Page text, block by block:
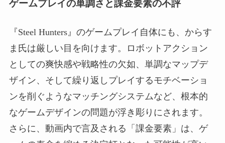
ゲームプレイの単調さと課金要素の不評
『Steel Hunters』のゲームプレイ自体にも、からす
ま氏は厳しい目を向けます。ロボットアクション
としての爽快感や戦略性の欠如、単調なマップデ
ザイン、そして繰り返しプレイするモチベーショ
ンを削ぐようなマッチングシステムなど、根本的
なゲームデザインの問題が浮き彫りにされます。
さらに、動画内で言及される「課金要素」は、ゲ